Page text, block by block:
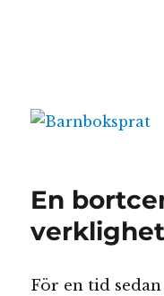
En
verklighet
För en tid